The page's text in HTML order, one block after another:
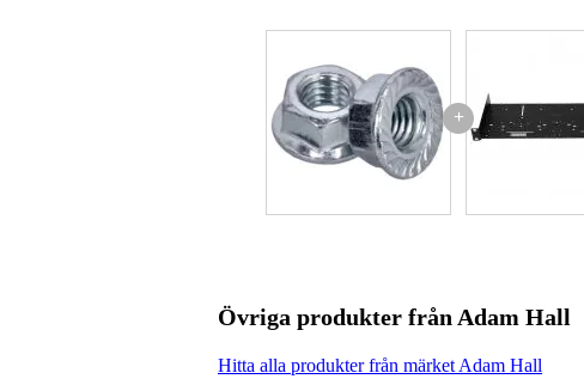
+
Övriga produkter från Adam Hall
Hitta alla produkter från märket Adam Hall